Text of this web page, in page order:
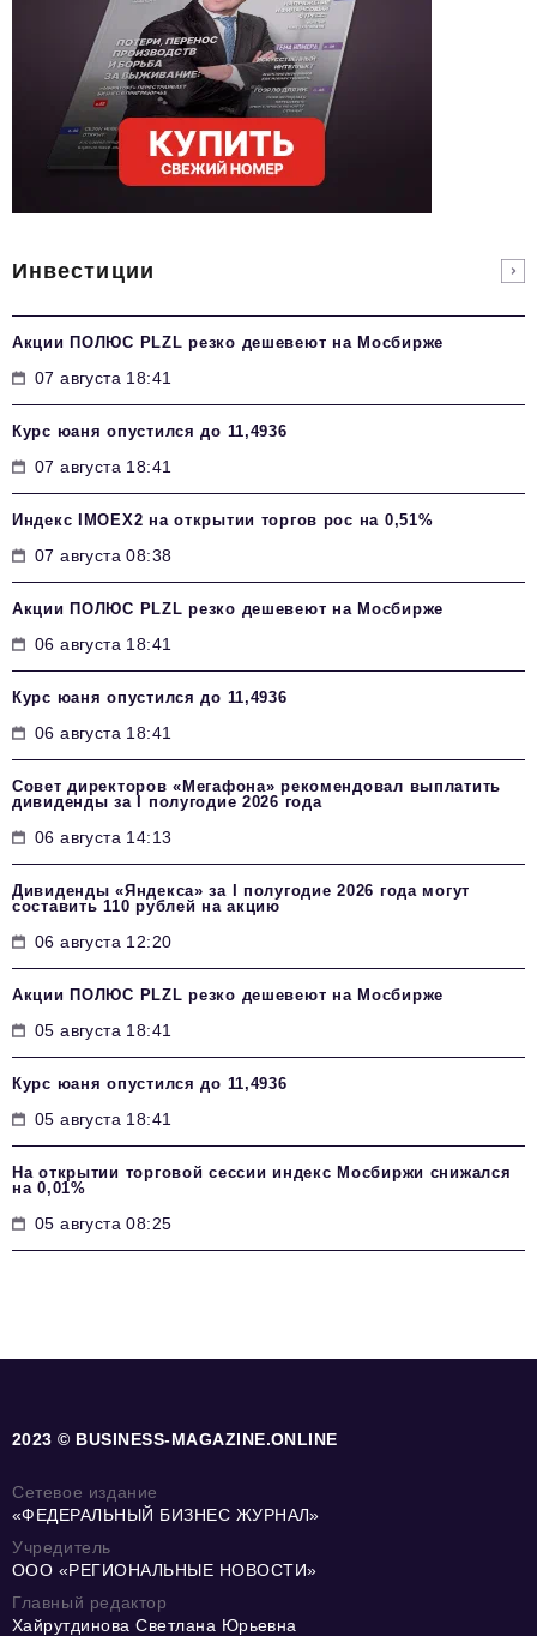
Инвестиции
Акции ПОЛЮС PLZL резко дешевеют на Мосбирже
07 августа 18:41
Курс юаня опустился до 11,4936
07 августа 18:41
Индекс IMOEX2 на открытии торгов рос на 0,51%
07 августа 08:38
Акции ПОЛЮС PLZL резко дешевеют на Мосбирже
06 августа 18:41
Курс юаня опустился до 11,4936
06 августа 18:41
Совет директоров «Мегафона» рекомендовал выплатить
дивиденды за I полугодие 2026 года
06 августа 14:13
Дивиденды «Яндекса» за I полугодие 2026 года могут
составить 110 рублей на акцию
06 августа 12:20
Акции ПОЛЮС PLZL резко дешевеют на Мосбирже
05 августа 18:41
Курс юаня опустился до 11,4936
05 августа 18:41
На открытии торговой сессии индекс Мосбиржи снижался
на 0,01%
05 августа 08:25
2023 © BUSINESS-MAGAZINE.ONLINE
Сетевое издание
«ФЕДЕРАЛЬНЫЙ БИЗНЕС ЖУРНАЛ»
Учредитель
ООО «РЕГИОНАЛЬНЫЕ НОВОСТИ»
Главный редактор
Хайрутдинова Светлана Юрьевна